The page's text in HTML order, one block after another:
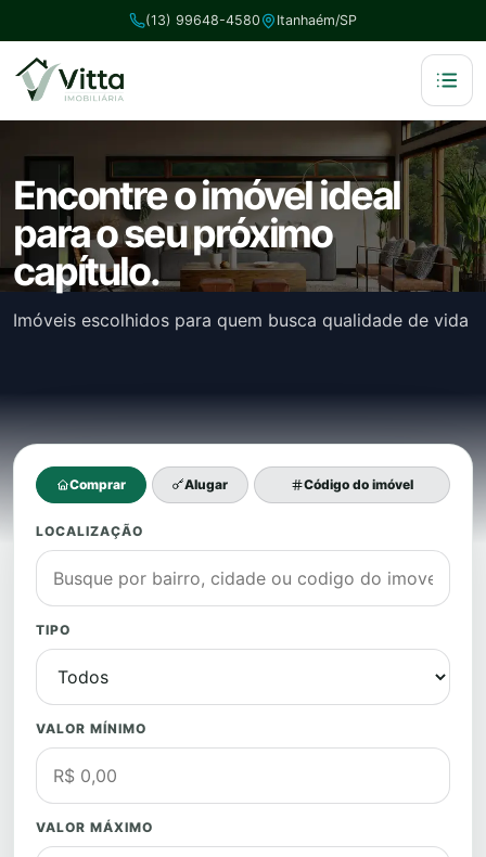
(13) 99648-4580 Itanhaém/SP
Encontre o imóvel ideal
para o seu próximo
capítulo.
Imóveis escolhidos para quem busca qualidade de vida
Comprar Alugar Código do imóvel
LOCALIZAÇÃO
TIPO
VALOR MÍNIMO
VALOR MÁXIMO